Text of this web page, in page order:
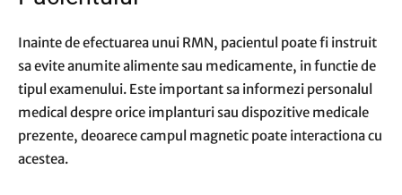
Inainte de efectuarea unui RMN, pacientul poate fi instruit
sa evite anumite alimente sau medicamente, in functie de
tipul examenului. Este important sa informezi personalul
medical despre orice implanturi sau dispozitive medicale
prezente, deoarece campul magnetic poate interactiona cu
acestea.